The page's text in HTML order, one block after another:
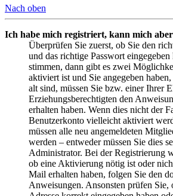
Nach oben
Ich habe mich registriert, kann mich
Überprüfen Sie zuerst, ob Sie den
und das richtige Passwort eingegeben
stimmen, dann gibt es zwei
aktiviert ist und Sie angegeben
alt sind, müssen Sie bzw. einer Ihrer
Erziehungsberechtigten den
erhalten haben. Wenn dies nicht der
Benutzerkonto vielleicht aktiviert
müssen alle neu angemeldeten
werden – entweder müssen Sie dies
Administrator. Bei der Registrierung
ob eine Aktivierung nötig ist oder
Mail erhalten haben, folgen Sie den
Anweisungen. Ansonsten prüfen